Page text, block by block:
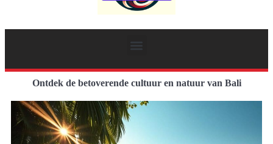
Ontdek de betoverende cultuur en natuur van Bali